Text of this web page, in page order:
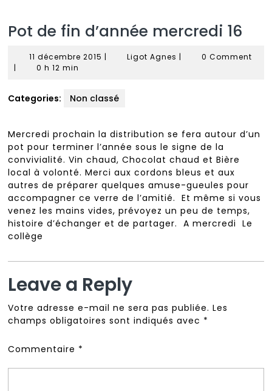
Pot de fin d’année mercredi 16
11 décembre 2015 11| Ligot Agnes Ligot
|
0 Comment
|
0 h 12 min
Categories: Non classé
Mercredi prochain la distribution se fera autour d’un
pot pour terminer l’année sous le signe de la
convivialité. Vin chaud, Chocolat chaud et Bière
local à volonté. Merci aux cordons bleus et aux
autres de préparer quelques amuse-gueules pour
accompagner ce verre de l’amitié. Et même si vous
venez les mains vides, prévoyez un peu de temps,
histoire d’échanger et de partager. A mercredi Le
collège
Leave a Reply
Votre adresse e-mail ne sera pas publiée. Les
champs obligatoires sont indiqués avec *
Commentaire *